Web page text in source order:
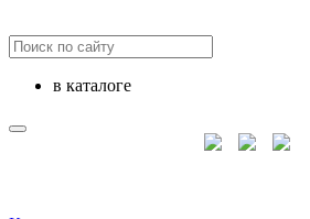
в каталоге